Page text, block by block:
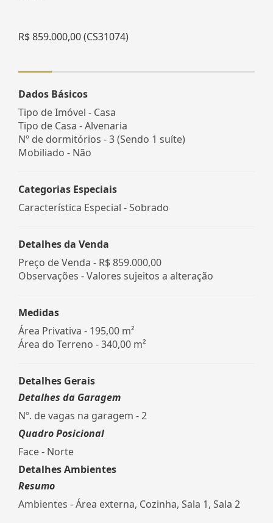
R$ 859.000,00 (CS31074)
Dados Básicos
Tipo de Imóvel - Casa
Tipo de Casa - Alvenaria
Nº de dormitórios - 3 (Sendo 1 suíte)
Mobiliado - Não
Categorias Especiais
Característica Especial - Sobrado
Detalhes da Venda
Preço de Venda - R$ 859.000,00
Observações - Valores sujeitos a alteração
Medidas
Área Privativa - 195,00 m²
Área do Terreno - 340,00 m²
Detalhes Gerais
Detalhes da Garagem
Nº. de vagas na garagem - 2
Quadro Posicional
Face - Norte
Detalhes Ambientes
Resumo
Ambientes - Área externa, Cozinha, Sala 1, Sala 2